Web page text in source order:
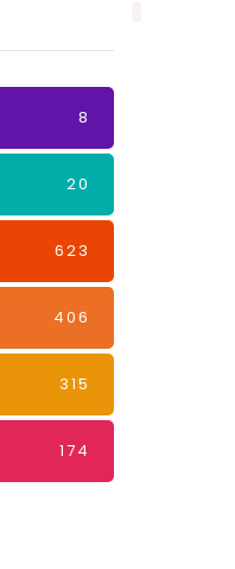
8
20
623
406
315
174